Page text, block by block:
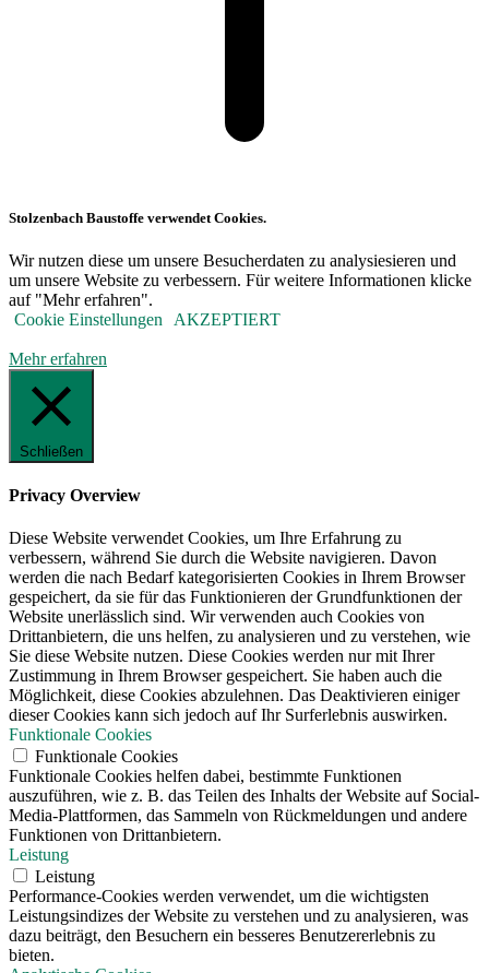
Stolzenbach Baustoffe verwendet Cookies.
Wir nutzen diese um unsere Besucherdaten zu analysiesieren und
um unsere Website zu verbessern. Für weitere Informationen klicke
auf "Mehr erfahren".
Cookie Einstellungen
AKZEPTIERT
Mehr erfahren
Schließen
Privacy Overview
Diese Website verwendet Cookies, um Ihre Erfahrung zu
verbessern, während Sie durch die Website navigieren. Davon
werden die nach Bedarf kategorisierten Cookies in Ihrem Browser
gespeichert, da sie für das Funktionieren der Grundfunktionen der
Website unerlässlich sind. Wir verwenden auch Cookies von
Drittanbietern, die uns helfen, zu analysieren und zu verstehen, wie
Sie diese Website nutzen. Diese Cookies werden nur mit Ihrer
Zustimmung in Ihrem Browser gespeichert. Sie haben auch die
Möglichkeit, diese Cookies abzulehnen. Das Deaktivieren einiger
dieser Cookies kann sich jedoch auf Ihr Surferlebnis auswirken.
Funktionale Cookies
Funktionale Cookies
Funktionale Cookies helfen dabei, bestimmte Funktionen
auszuführen, wie z. B. das Teilen des Inhalts der Website auf Social-
Media-Plattformen, das Sammeln von Rückmeldungen und andere
Funktionen von Drittanbietern.
Leistung
Leistung
Performance-Cookies werden verwendet, um die wichtigsten
Leistungsindizes der Website zu verstehen und zu analysieren, was
dazu beiträgt, den Besuchern ein besseres Benutzererlebnis zu
bieten.